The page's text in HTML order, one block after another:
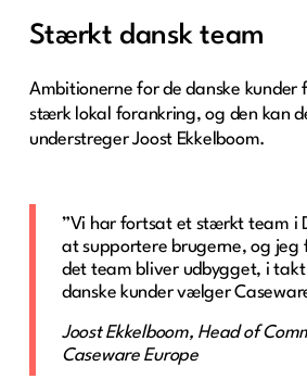
Stærkt dansk team
Ambitionerne for de danske kunder
stærk lokal forankring, og den kan
understreger Joost Ekkelboom.
”Vi har fortsat et stærkt team i
at supportere brugerne, og jeg
det team bliver udbygget, i
danske kunder vælger
Joost Ekkelboom, Head of
Caseware Europe